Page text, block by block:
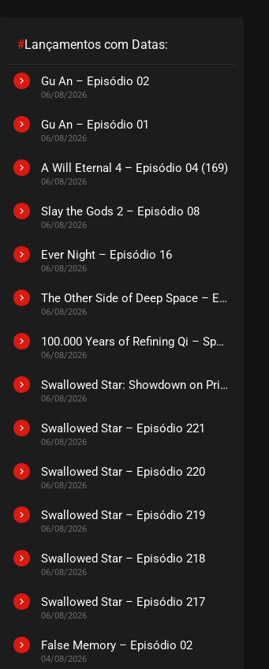
#Lançamentos com Datas:
Gu An – Episódio 02
06/08/2026
Gu An – Episódio 01
06/08/2026
A Will Eternal 4 – Episódio 04 (169)
06/08/2026
Slay the Gods 2 – Episódio 08
06/08/2026
Ever Night – Episódio 16
06/08/2026
The Other Side of Deep Space – Episódio 14
06/08/2026
100.000 Years of Refining Qi – Special
06/08/2026
Swallowed Star: Showdown on Primeval Star – O Filme
06/08/2026
Swallowed Star – Episódio 221
06/08/2026
Swallowed Star – Episódio 220
06/08/2026
Swallowed Star – Episódio 219
06/08/2026
Swallowed Star – Episódio 218
06/08/2026
Swallowed Star – Episódio 217
06/08/2026
False Memory – Episódio 02
04/08/2026